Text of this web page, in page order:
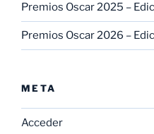
Premios Oscar 2025 –
Premios Oscar 2026 –
META
Acceder